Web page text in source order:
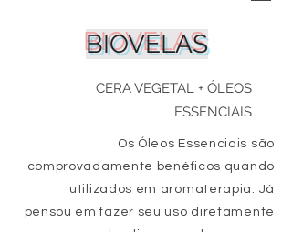
BIOVELAS
CERA VEGETAL + ÓLEOS
ESSENCIAIS
Os Óleos Essenciais são
comprovadamente benéficos quando
utilizados em aromaterapia. Já
pensou em fazer seu uso diretamente